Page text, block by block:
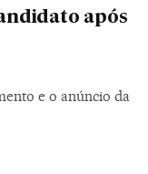
após
e o anúncio da